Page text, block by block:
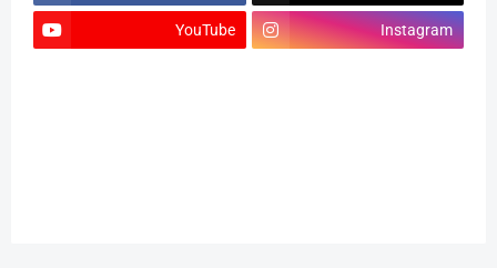
YouTube Instagram